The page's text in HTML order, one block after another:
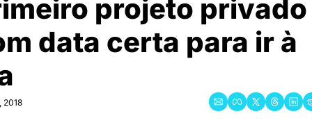
projeto privado
data certa para ir à
2018